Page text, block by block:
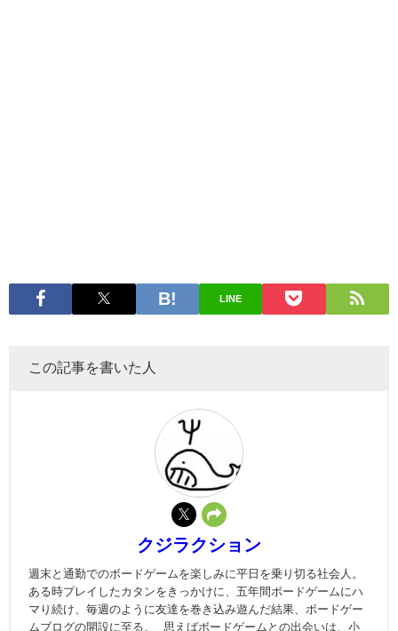
LINE
この記事を書いた人
クジラクション
週末と通勤でのボードゲームを楽しみに平日を乗り切る社会人。
ある時プレイしたカタンをきっかけに、五年間ボードゲームにハ
マり続け、毎週のように友達を巻き込み遊んだ結果、ボードゲー
ムブログの開設に至る。 思えばボードゲームとの出会いは、小